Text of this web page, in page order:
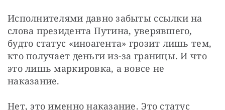
Исполнителями давно забыты ссылки на
слова президента Путина, уверявшего,
будто статус «иноагента» грозит лишь тем,
кто получает деньги из-за границы. И что
это лишь маркировка, а вовсе не
наказание.
Нет, это именно наказание. Это статус